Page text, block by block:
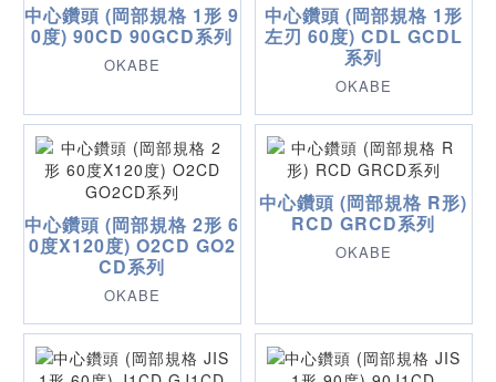
中心鑽頭 (岡部規格 1形 9
0度) 90CD 90GCD系列
OKABE
中心鑽頭 (岡部規格 1形
左刃 60度) CDL GCDL
系列
OKABE
中心鑽頭 (岡部規格 2形 6
0度X120度) O2CD GO2
CD系列
OKABE
中心鑽頭 (岡部規格 R形)
RCD GRCD系列
OKABE